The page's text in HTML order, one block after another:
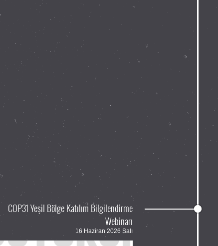
COP31 Yeşil Bölge Katılım Bilgilendirme
Webinarı
16 Haziran 2026 Salı